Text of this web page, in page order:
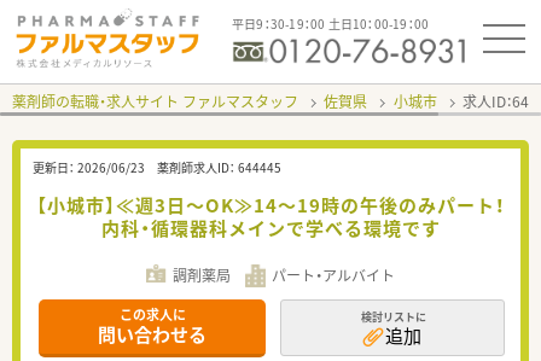
平日9：30-19：00 土日10：00-19：00
薬剤師の転職・求人サイト ファルマスタッフ 佐賀県 小城市 求人ID：
更新日： 2026/06/23 薬剤師求人ID： 644445
【小城市】≪週3日～OK≫14～19時の午後のみパート！
内科・循環器科メインで学べる環境です
調剤薬局 パート・アルバイト
この求人に
問い合わせる
検討リストに
追加